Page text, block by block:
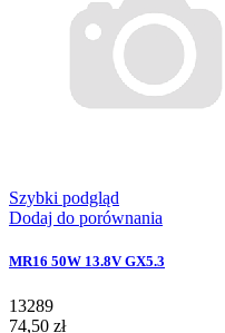
Szybki podgląd
Dodaj do porównania
MR16 50W 13.8V GX5.3
13289
74,50 zł